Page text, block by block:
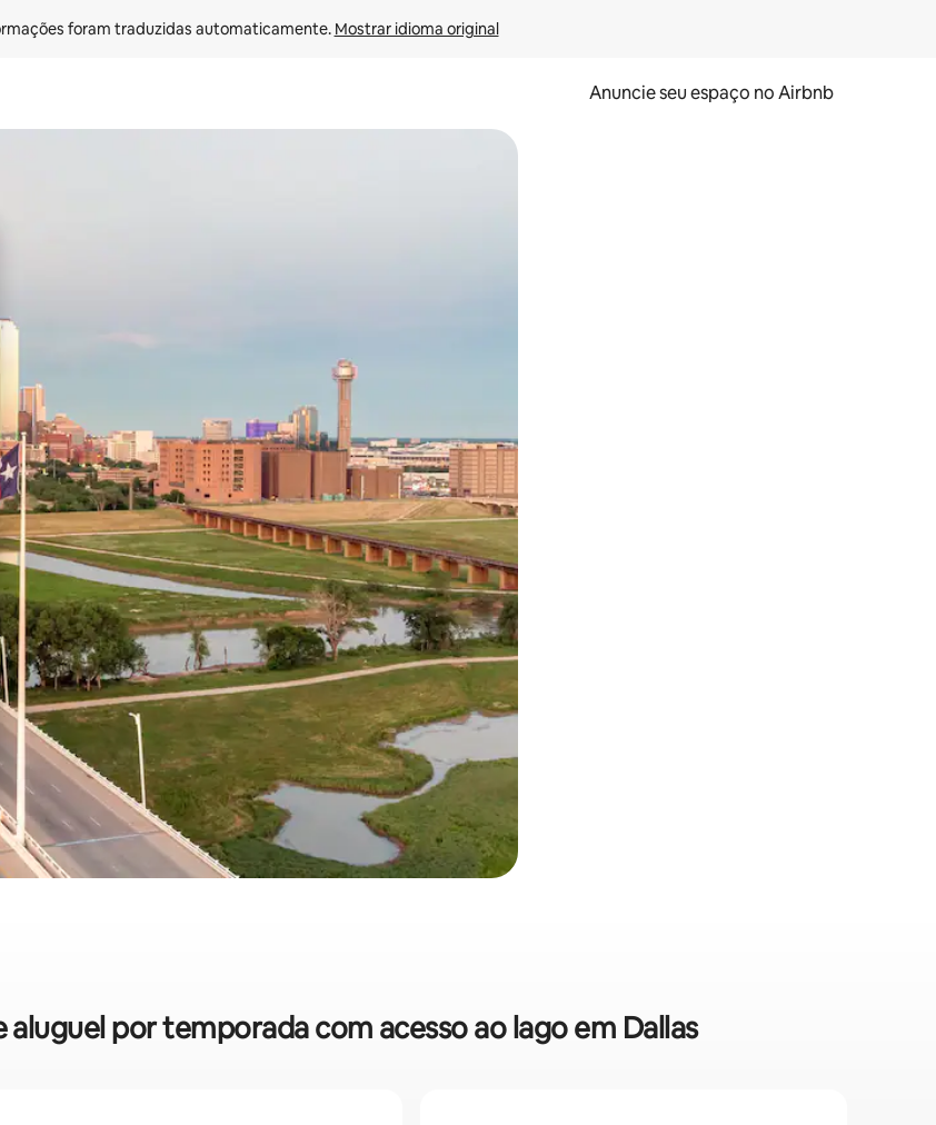
foram traduzidas automaticamente. Mostrar idioma original
Anuncie seu espaço no Airbnb
as seta para cima e para baixo do teclado ou tocando e deslizando o dedo na tela.
aluguel por temporada com acesso ao lago em Dallas